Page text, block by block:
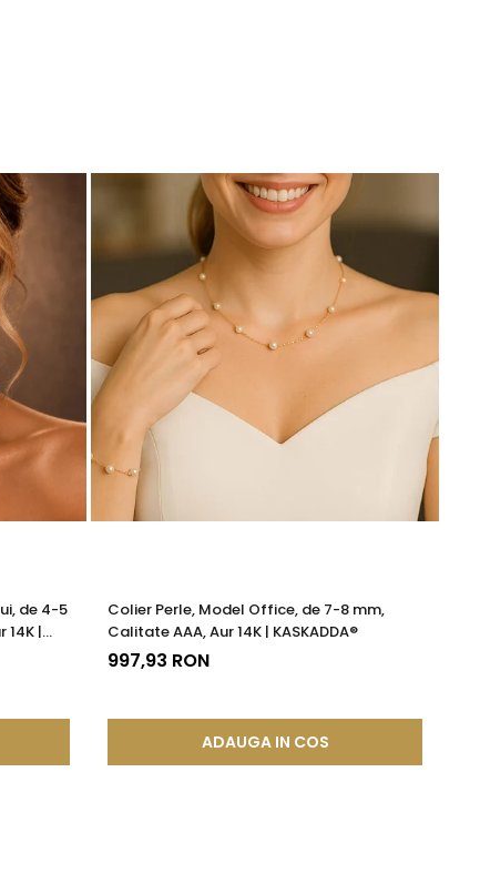
din perle naturale selectate manual, montate în
naturală a perlelor.
de rafinați.
să întregească ansamblul.
de 4-5
14K |
Colier Perle, Model Office, de 7-8 mm,
Calitate AAA, Aur 14K | KASKADDA®
997,93 RON
ADAUGA IN COS